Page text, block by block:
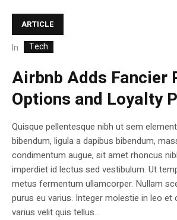
ARTICLE
In Tech
Airbnb Adds Fancier
Options and Loyalty
Quisque pellentesque nibh ut sem
bibendum, ligula a dapibus bibendum,
condimentum augue, sit amet rhoncus
imperdiet id lectus sed vestibulum. Ut
metus fermentum ullamcorper. Nullam
purus eu varius. Integer molestie in leo et
varius velit quis tellus...